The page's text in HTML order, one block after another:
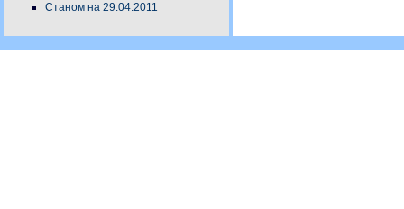
Станом на 29.04.2011